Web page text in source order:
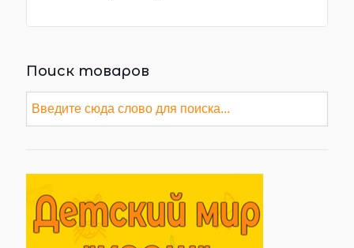
Поиск товаров